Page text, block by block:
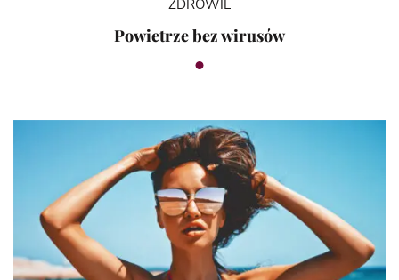
ZDROWIE
Powietrze bez wirusów